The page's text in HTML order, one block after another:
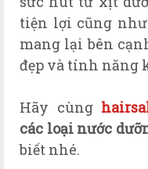
tiện lợi cũng
mang lại bên
đẹp và tính năng
Hãy cùng
các loại nước
biết nhé.